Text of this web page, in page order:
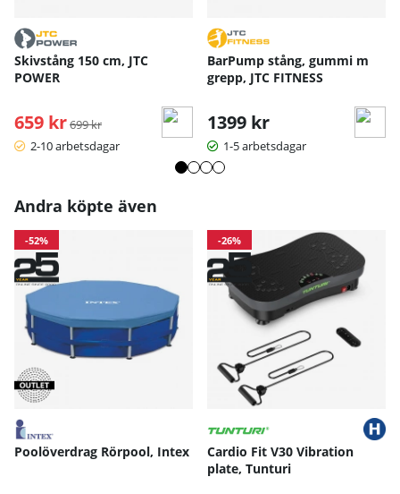
Skivstång 150 cm, JTC
POWER
659 kr Ordinarie pris:
699 kr
2-10 arbetsdagar
BarPump stång, gummi m
grepp, JTC FITNESS
1399 kr
1-5 arbetsdagar
Andra köpte även
-52%
Poolöverdrag Rörpool, Intex
-26%
Cardio Fit V30 Vibration
plate, Tunturi